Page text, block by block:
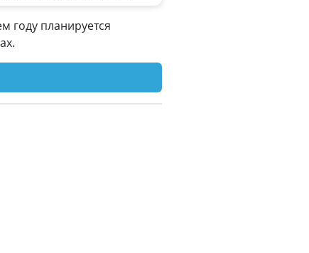
году планируется